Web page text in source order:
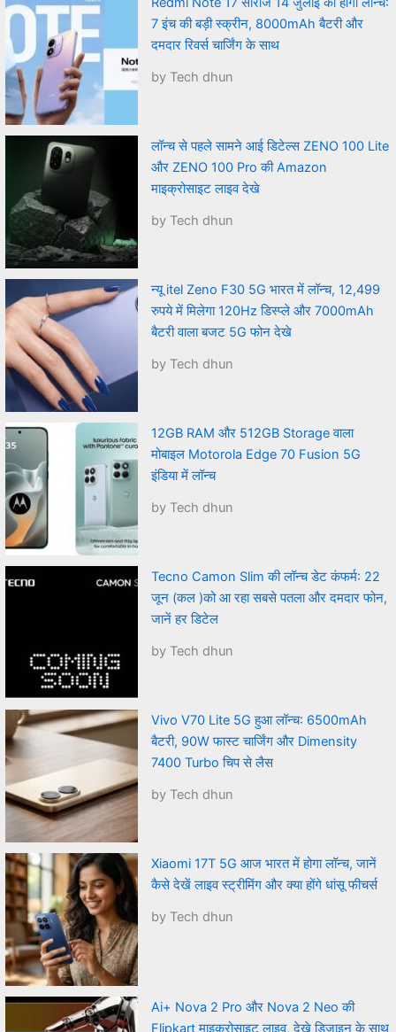
7 इंच की बड़ी स्क्रीन, 8000mAh बैटरी और
दमदार रिवर्स चार्जिंग के साथ
by Tech dhun
लॉन्च से पहले सामने आई डिटेल्स ZENO 100 Lite
और ZENO 100 Pro की Amazon
माइक्रोसाइट लाइव देखे
by Tech dhun
न्यू itel Zeno F30 5G भारत में लॉन्च, 12,499
रुपये में मिलेगा 120Hz डिस्प्ले और 7000mAh
बैटरी वाला बजट 5G फोन देखे
by Tech dhun
12GB RAM और 512GB Storage वाला
मोबाइल Motorola Edge 70 Fusion 5G
इंडिया में लॉन्च
by Tech dhun
Tecno Camon Slim की लॉन्च डेट कंफर्म: 22
जून (कल )को आ रहा सबसे पतला और दमदार फोन,
जानें हर डिटेल
by Tech dhun
Vivo V70 Lite 5G हुआ लॉन्च: 6500mAh
बैटरी, 90W फास्ट चार्जिंग और Dimensity
7400 Turbo चिप से लैस
by Tech dhun
Xiaomi 17T 5G आज भारत में होगा लॉन्च, जानें
कैसे देखें लाइव स्ट्रीमिंग और क्या होंगे धांसू फीचर्स
by Tech dhun
Ai+ Nova 2 Pro और Nova 2 Neo की
Flipkart माइक्रोसाइट लाइव, देखे डिजाइन के साथ